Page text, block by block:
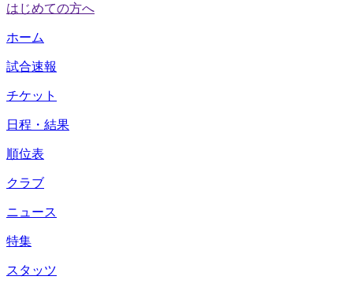
はじめての方へ
ホーム
試合速報
チケット
日程・結果
順位表
クラブ
ニュース
特集
スタッツ